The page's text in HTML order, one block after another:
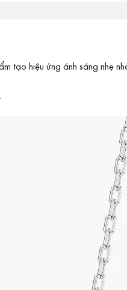
tạo hiệu ứng ánh sáng nhẹ